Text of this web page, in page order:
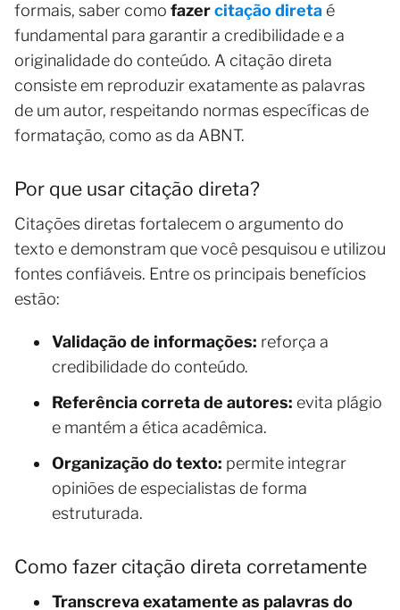
formais, saber como fazercitação direta é
fundamental para garantir a credibilidade e a
originalidade do conteúdo. A citação direta
consiste em reproduzir exatamente as palavras
de um autor, respeitando normas específicas de
formatação, como as da ABNT.
Por que usar citação direta?
Citações diretas fortalecem o argumento do
texto e demonstram que você pesquisou e utilizou
fontes confiáveis. Entre os principais benefícios
estão:
Validação de informações: reforça a
credibilidade do conteúdo.
Referência correta de autores: evita plágio
e mantém a ética acadêmica.
Organização do texto: permite integrar
opiniões de especialistas de forma
estruturada.
Como fazer citação direta corretamente
Transcreva exatamente as palavras do